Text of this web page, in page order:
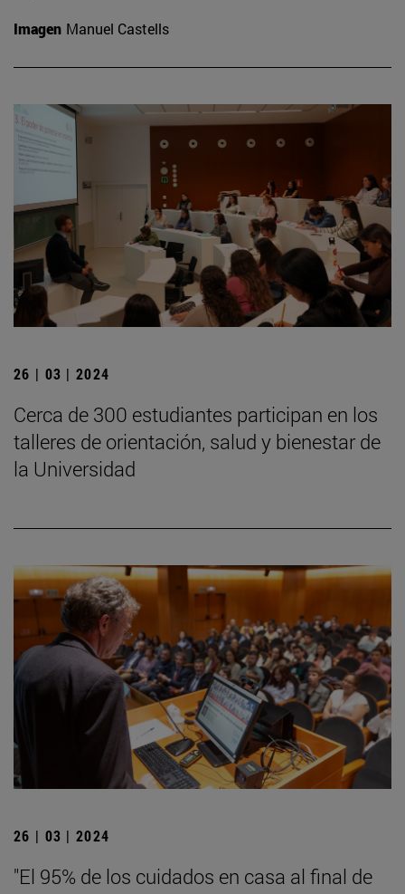
Imagen Manuel Castells
26 | 03 | 2024
Cerca de 300 estudiantes participan en los
talleres de orientación, salud y bienestar de
la Universidad
26 | 03 | 2024
"El 95% de los cuidados en casa al final de